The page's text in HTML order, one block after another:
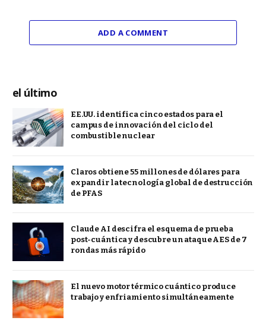
ADD A COMMENT
el último
EE.UU. identifica cinco estados para el
campus de innovación del ciclo del
combustible nuclear
Claros obtiene 55 millones de dólares para
expandir la tecnología global de destrucción
de PFAS
Claude AI descifra el esquema de prueba
post-cuántica y descubre un ataque AES de 7
rondas más rápido
El nuevo motor térmico cuántico produce
trabajo y enfriamiento simultáneamente